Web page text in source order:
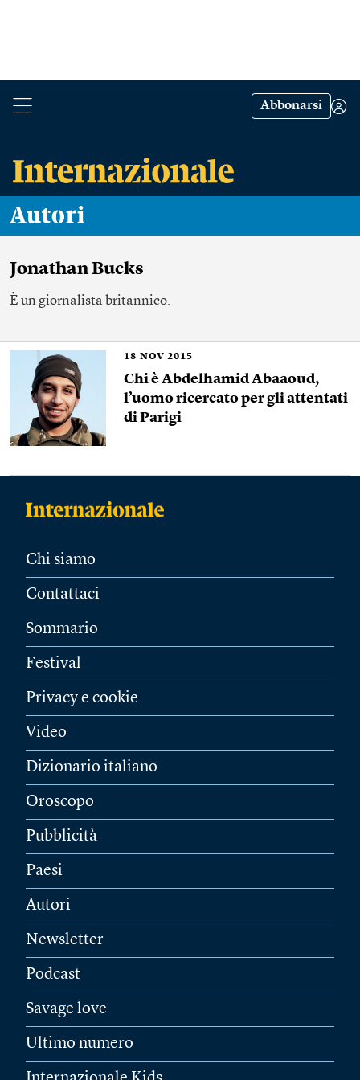
Abbonarsi
Autori
Jonathan Bucks
È un giornalista britannico.
18 NOV 2015
Chi è Abdelhamid Abaaoud,
l’uomo ricercato per gli attentati
di Parigi
Chi siamo
Contattaci
Sommario
Festival
Privacy e cookie
Video
Dizionario italiano
Oroscopo
Pubblicità
Paesi
Autori
Newsletter
Podcast
Savage love
Ultimo numero